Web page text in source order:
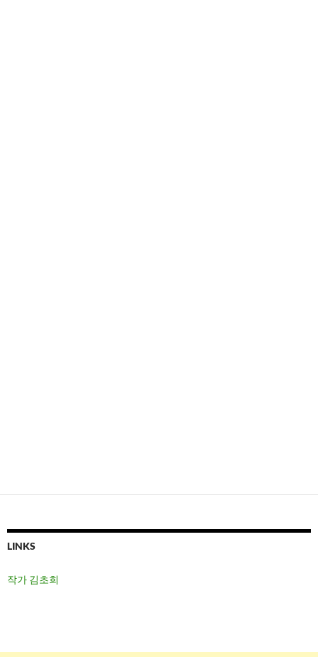
LINKS
작가 김초희